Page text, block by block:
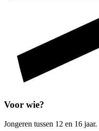
Voor wie?
Jongeren tussen 12 en 16 jaar.